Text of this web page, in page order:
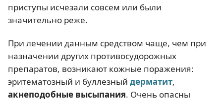
приступы исчезали совсем или были
значительно реже.
При лечении данным средством чаще, чем при
назначении других противосудорожных
препаратов, возникают кожные поражения:
эритематозный и буллезный дерматит,
акнеподобные высыпания. Очень опасны